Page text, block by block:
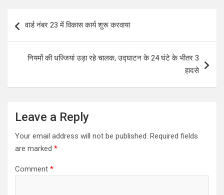
s
A
p
p
b
o
o
k
e
navigation
वार्ड नंबर 23 में विकास कार्य शुरू करवाया
नियमों की धज्जियां उड़ा रहे चालक, उद्घाटन के 24 घंटे के भीतर 3
हादसे
Leave a Reply
Your email address will not be published. Required fields
are marked *
Comment *